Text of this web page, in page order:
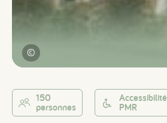
©
150
personnes
Accessibilité
PMR